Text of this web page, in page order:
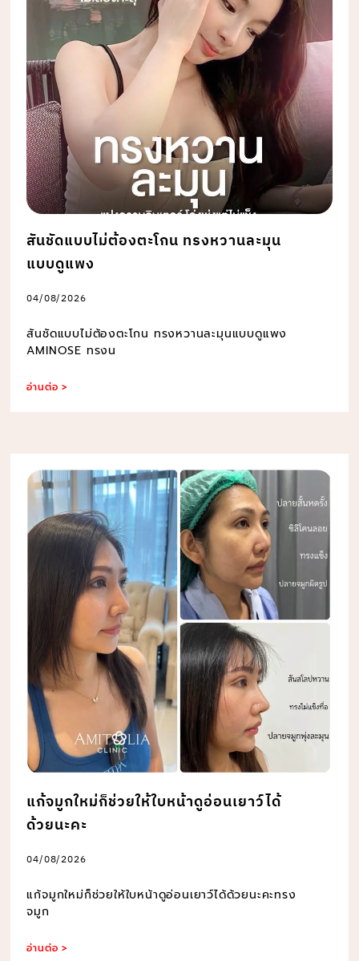
สันชัดแบบไม่ต้องตะโกน ทรงหวานละมุน
แบบดูแพง
04/08/2026
สันชัดแบบไม่ต้องตะโกน ทรงหวานละมุนแบบดูแพง
AMINOSE ทรงน
อ่านต่อ >
แก้จมูกใหม่ก็ช่วยให้ใบหน้าดูอ่อนเยาว์ได้
ด้วยนะคะ
04/08/2026
แก้จมูกใหม่ก็ช่วยให้ใบหน้าดูอ่อนเยาว์ได้ด้วยนะคะทรง
จมูก
อ่านต่อ >